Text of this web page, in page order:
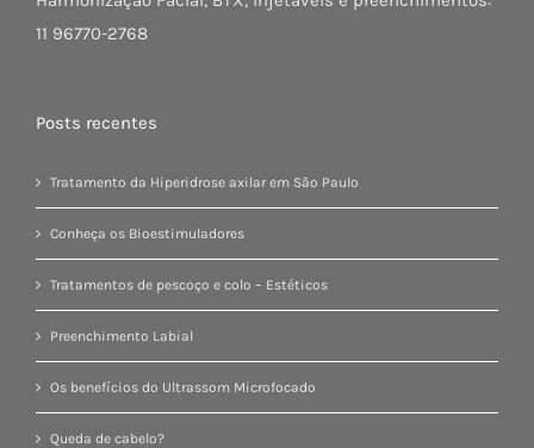
11 96770-2768
Posts recentes
Tratamento da Hiperidrose axilar em São Paulo
Conheça os Bioestimuladores
Tratamentos de pescoço e colo – Estéticos
Preenchimento Labial
Os benefícios do Ultrassom Microfocado
Queda de cabelo?